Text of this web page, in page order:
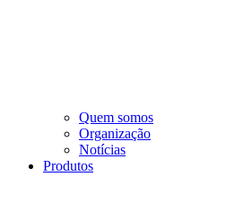
Quem somos
Organização
Notícias
Produtos